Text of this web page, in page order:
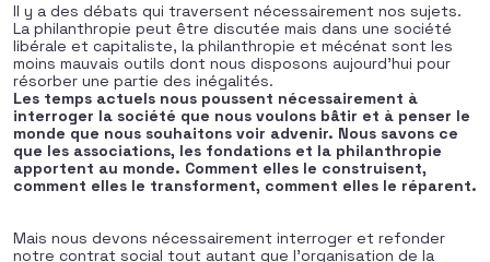
Il y a des débats qui traversent nécessairement nos sujets.
La philanthropie peut être discutée mais dans une société
libérale et capitaliste, la philanthropie et mécénat sont les
moins mauvais outils dont nous disposons aujourd’hui pour
résorber une partie des inégalités.
Les temps actuels nous poussent nécessairement à
interroger la société que nous voulons bâtir et à penser le
monde que nous souhaitons voir advenir. Nous savons ce
que les associations, les fondations et la philanthropie
apportent au monde. Comment elles le construisent,
comment elles le transforment, comment elles le réparent.
Mais nous devons nécessairement interroger et refonder
notre contrat social tout autant que l’organisation de la